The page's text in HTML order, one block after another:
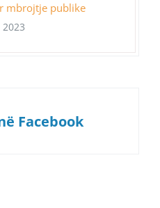
mbrojtje publike
Facebook